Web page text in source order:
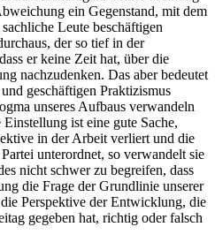
ein Gegenstand, mit dem
Leute beschäftigen
der so tief in der
er keine Zeit hat, über die
nachzudenken. Das aber bedeutet
geschäftigen Praktizismus
unseres Aufbaus verwandeln
ist eine gute Sache,
in der Arbeit verliert und die
unterordnet, so verwandelt sie
nicht schwer zu begreifen, dass
die Frage der Grundlinie unserer
Perspektive der Entwicklung, die
gegeben hat, richtig oder falsch